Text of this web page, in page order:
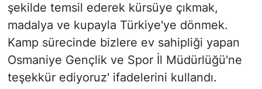
şekilde temsil ederek kürsüye çıkmak,
madalya ve kupayla Türkiye'ye dönmek.
Kamp sürecinde bizlere ev sahipliği yapan
Osmaniye Gençlik ve Spor İl Müdürlüğü'ne
teşekkür ediyoruz' ifadelerini kullandı.